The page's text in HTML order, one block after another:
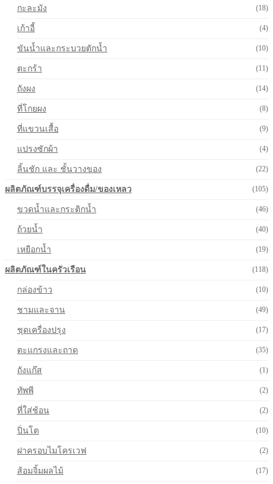
กะละมัง (18)
เก้าอี้ (4)
ขันน้ำและกระบวยตักน้ำ (10)
ตะกร้า (11)
ถังผง (14)
ที่โกยผง (8)
ที่แขวนเสื้อ (9)
แปรงซักผ้า (4)
ลิ้นชัก และ ชั้นวางของ (22)
ผลิตภัณฑ์บรรจุเครื่องดื่ม/ของเหลว (105)
ขวดน้ำและกระติกน้ำ (46)
ถ้วยน้ำ (40)
เหยือกน้ำ (19)
ผลิตภัณฑ์ในครัวเรือน (118)
กล่องข้าว (10)
ชามและจาน (49)
ชุดเครื่องปรุง (17)
ตะแกรงและถาด (35)
ถังแก๊ส (1)
ทัพพี (2)
ที่ใส่ช้อน (2)
ปิ่นโต (10)
ฝาครอบไมโครเวฟ (2)
ส้อมจิ้มผลไม้ (17)